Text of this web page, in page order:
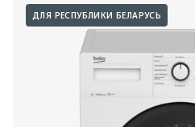
Малая бытовая техника
Климатическая техника
ДЛЯ РЕСПУБЛИКИ БЕЛАРУСЬ